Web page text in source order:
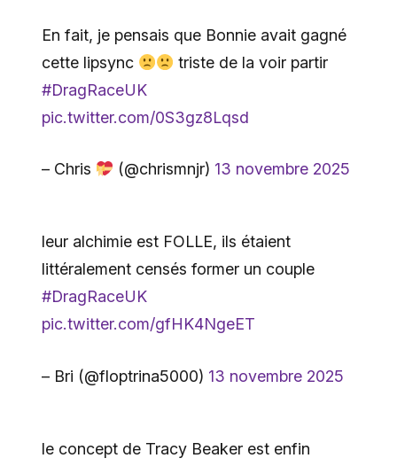
En fait, je pensais que Bonnie avait gagné
cette lipsync
triste de la voir partir
#DragRaceUK
pic.twitter.com/0S3gz8Lqsd
– Chris (@chrismnjr) 13 novembre 2025
leur alchimie est FOLLE, ils étaient
littéralement censés former un couple
#DragRaceUK
pic.twitter.com/gfHK4NgeET
– Bri (@floptrina5000) 13 novembre 2025
le concept de Tracy Beaker est enfin